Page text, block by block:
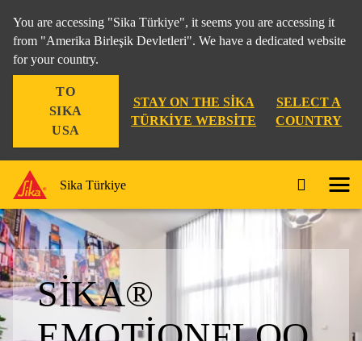
You are accessing "Sika Türkiye", it seems you are accessing it
from "Amerika Birleşik Devletleri". We have a dedicated website
for your country.
TO
SIKA
USA
STAY ON THE SIKA
TÜRKIYE WEBSITE
SELECT A
COUNTRY
Sika Türkiye
SIKA®